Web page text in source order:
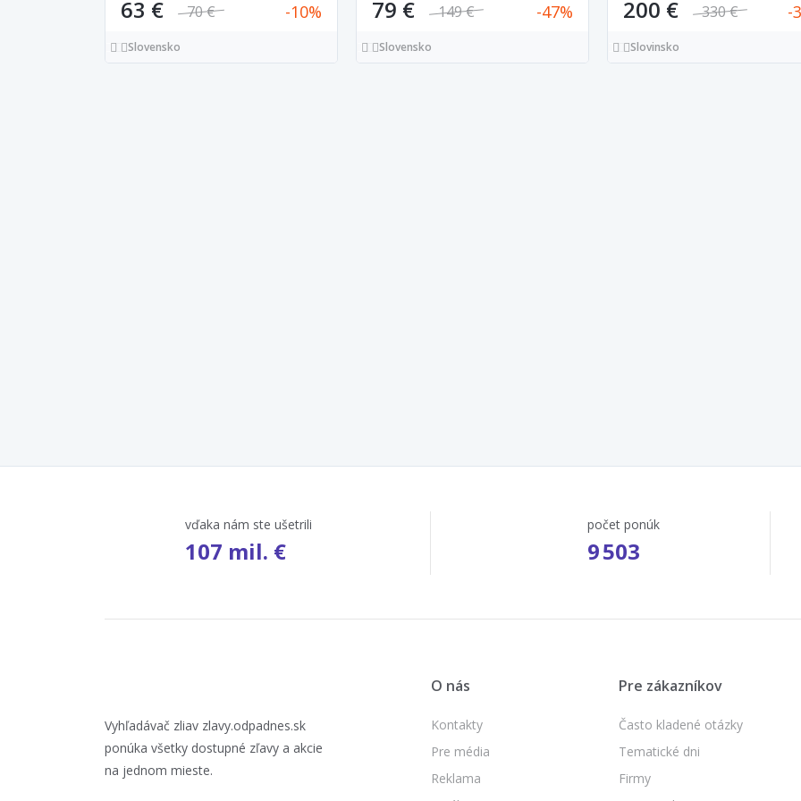
63 € 70 € 10
Slovensko
79 € 149 € 47
Slovensko
200 € 330 €
Slovinsko
vďaka nám ste ušetrili
107 mil. €
počet ponúk
9 503
Vyhľadávač zliav zlavy.odpadnes.sk
ponúka všetky dostupné zľavy a akcie
na jednom mieste.
O nás
Kontakty
Pre média
Reklama
Pre zákazníkov
Často kladené otázky
Tematické dni
Firmy